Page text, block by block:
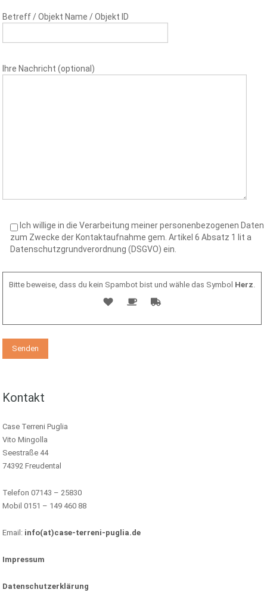
Betreff / Objekt Name / Objekt ID
Ihre Nachricht (optional)
Ich willige in die Verarbeitung meiner personenbezogenen Daten
zum Zwecke der Kontaktaufnahme gem. Artikel 6 Absatz 1 lit a
Datenschutzgrundverordnung (DSGVO) ein.
Bitte beweise, dass du kein Spambot bist und wähle das Symbol Herz.
Kontakt
Case Terreni Puglia
Vito Mingolla
Seestraße 44
74392 Freudental
Telefon 07143 – 25830
Mobil 0151 – 149 460 88
Email: info(at)case-terreni-puglia.de
Impressum
Datenschutzerklärung